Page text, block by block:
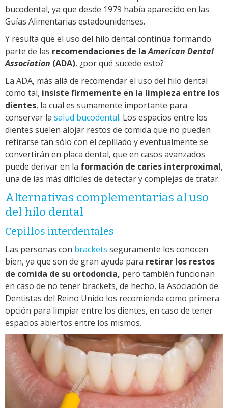
bucodental, ya que desde 1979 había aparecido en las
Guías Alimentarias estadounidenses.
Y resulta que el uso del hilo dental continúa formando
parte de las recomendaciones de laAmerican Dental
Association (ADA), ¿por qué sucede esto?
La ADA, más allá de recomendar el uso del hilo dental
como tal, insiste firmemente en la limpieza entre los
dientes, la cual es sumamente importante para
conservar la salud bucodental. Los espacios entre los
dientes suelen alojar restos de comida que no pueden
retirarse tan sólo con el cepillado y eventualmente se
convertirán en placa dental, que en casos avanzados
puede derivar en la formación de caries interproximal,
una de las más difíciles de detectar y complejas de tratar.
Alternativas complementarias al uso
del hilo dental
Cepillos interdentales
Las personas con brackets seguramente los conocen
bien, ya que son de gran ayuda para retirar los restos
de comida de su ortodoncia, pero también funcionan
en caso de no tener brackets, de hecho, la Asociación de
Dentistas del Reino Unido los recomienda como primera
opción para limpiar entre los dientes, en caso de tener
espacios abiertos entre los mismos.